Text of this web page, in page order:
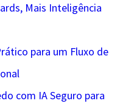
Mais Inteligência
para um Fluxo de
com IA Seguro para